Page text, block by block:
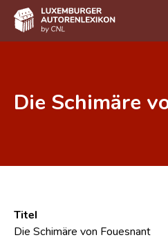
Häufige Fragen und
CNL
Die Schimäre
Titel
Die Schimäre von Fouesnant